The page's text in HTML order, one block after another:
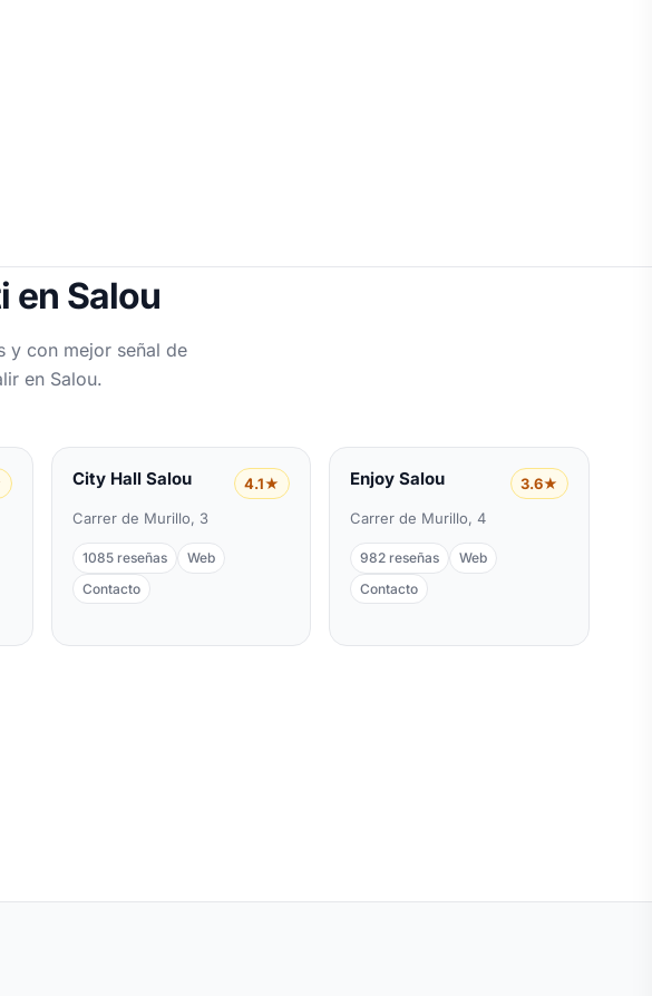
en Salou
y con mejor señal de
en Salou.
City Hall Salou
4.1★
Carrer de Murillo, 3
1085 reseñas
Web
Contacto
Enjoy Salou
3.6★
Carrer de Murillo, 4
982 reseñas
Web
Contacto